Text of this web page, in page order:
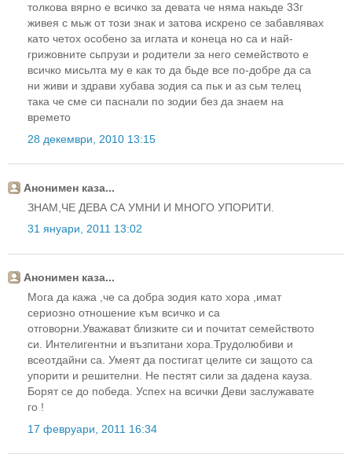
толкова вярно е всичко за девата че няма накьде 33г
живея с мьж от този знак и затова искрено се забавлявах
като четох особено за иглата и конеца но са и най-
грижовните сьпрузи и родители за него семейството е
всичко мисьлта му е как то да бьде все по-добре да са
ни живи и здрави хубава зодия са пьк и аз сьм телец
така че сме си паснали по зодии без да знаем на
времето
28 декември, 2010 13:15
Анонимен каза...
ЗНАМ,ЧЕ ДЕВА СА УМНИ И МНОГО УПОРИТИ.
31 януари, 2011 13:02
Анонимен каза...
Мога да кажа ,че са добра зодия като хора ,имат
сериозно отношение към всичко и са
отговорни.Уважават близките си и почитат семейството
си. Интелигентни и възпитани хора.Трудолюбиви и
всеотдайни са. Умеят да постигат целите си защото са
упорити и решителни. Не пестят сили за дадена кауза.
Борят се до победа. Успех на всички Деви заслужавате
го !
17 февруари, 2011 16:34